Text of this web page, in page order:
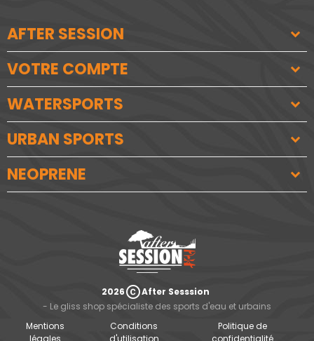
AFTER SESSION
VOTRE COMPTE
WATERSPORTS
URBAN SPORTS
NEOPRENE
2026copyrightAfter Sesssion
- Le gliss shop spécialiste des sports d'eau et urbains
Mentions
Conditions
Politique de